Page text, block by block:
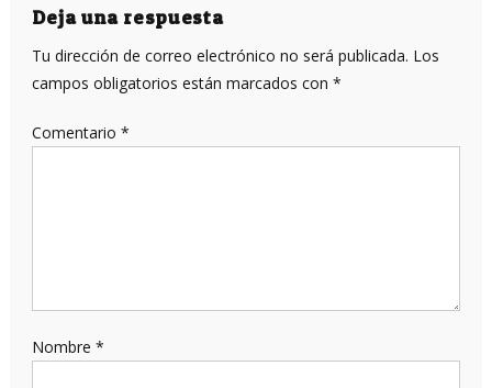
entradas
Deja una respuesta
Tu dirección de correo electrónico no será publicada. Los
campos obligatorios están marcados con *
Comentario *
Nombre *